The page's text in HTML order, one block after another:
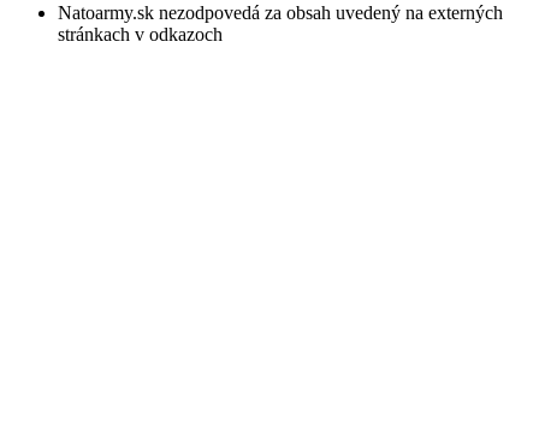
Natoarmy.sk nezodpovedá za obsah uvedený na externých
stránkach v odkazoch